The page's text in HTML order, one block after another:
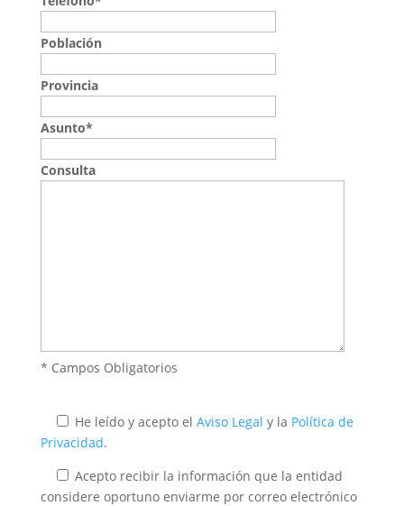
Población
Provincia
Asunto*
Consulta
* Campos Obligatorios
He leído y acepto el Aviso Legal y la Política de
Privacidad.
Acepto recibir la información que la entidad
considere oportuno enviarme por correo electrónico